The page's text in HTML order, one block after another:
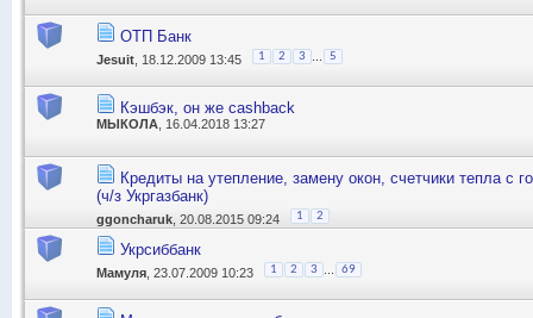
ОТП Банк
Jesuit , 18.12.2009 13:45 1 2 3 5
Кэшбэк, он же cashback
MЫКОЛА , 16.04.2018 13:27
Кредиты на утепление, замену окон, счетчики тепла с
(ч/з Укргазбанк)
ggoncharuk , 20.08.2015 09:24 1 2
Укрсиббанк
Мамуля , 23.07.2009 10:23 1 2 3 69